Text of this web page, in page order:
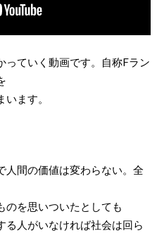
っていく動画です。自称Fラン
ます。
人間の価値は変わらない。全
のを思いついたとしても
る人がいなければ社会は回ら